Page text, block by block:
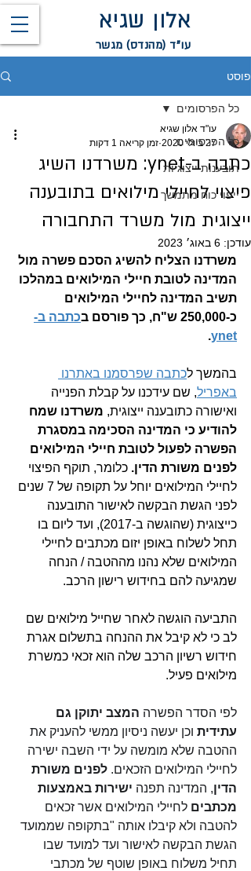
אלון שגיא
עו"ד (מהנדס) מגשר
פוסט
כל הפרסומים
תובענות ייצוגיות
ייפוי כוח מתמשך
כל הפרסומים
כתבה ב-ynet: משרדנו השיג
פיצוי לחיילי מילואים בתובענה
ייצוגית מול משרד התחבורה
עו"ד אלון שגיא
27 ביולי 2020
זמן קריאה 1 דקות
עודכן: 6 באוג׳ 2023
משרדנו הצליח להשיג הסכם פשרה מול
המדינה לטובת חיילי המילואים במהלכו
תשיב המדינה לחיילי המילואים
כ-250,000 ש"ח, כך פורסם ב
כתבה ב-
ynet
.
בהמשך לכתבה שפרסמנו באתרנו
באפריל, שם עידכנו על קבלת הפנייה
ואישורה כתובענה ייצוגית, משרדנו שמח
להודיע כי המדינה הסכימה במסגרת
הפשרה לפעול לטובת חיילי המילואים
לפנים משורת הדין. כלומר, תוקף הפיצוי
לחיילי המילואים יוחל על תקופה של 7 שנים
לפני הגשת הבקשה לאישור התובענה
כייצוגית (שהוגשה ב-2017), ועד ליום בו
תחל לשלוח באופן יזום מכתבים לחיילי
המילואים שלא נהנו מההטבה / הנחה
שמגיעה להם בחידוש רישון הרכב.
התביעה הוגשה לאחר שחייל מילואים שם
לב כי לא קיבל את ההנחה בתשלום אגרת
חידוש רשיון הרכב שלה הוא זכאי כמשרת
מילואים פעיל.
לפי הסדר הפשרה המצב יתוקן גם
עתידית וכן יעשה ניסיון ממשי להעניק את
ההטבה שלא מומשה על ידי השבה ישירה
לחיילי המילואים הזכאים. לפנים משורת
הדין, המדינה תפנה ישירות באמצעות
מכתבים לחיילי המילואים אשר זכאים
להטבה ולא קיבלו אותה "בתקופה שממועד
הגשת הבקשה לאישור ועד למועד שבו
תחיל משלוח באופן שוטף של מכתבי